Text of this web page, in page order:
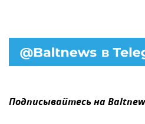
Подписывайтесь на